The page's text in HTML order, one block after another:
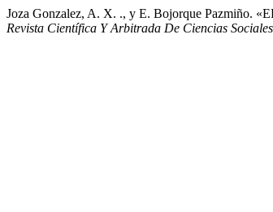
Joza Gonzalez, A. X. ., y E. Bojorque
Revista Científica Y Arbitrada De Ciencias